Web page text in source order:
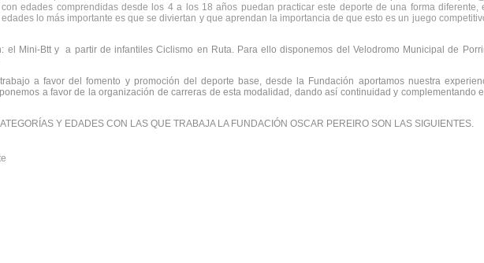
edades comprendidas desde los 4 a los 18 años puedan practicar este deporte de una forma diferente,
lo más importante es que se diviertan y que aprendan la importancia de que esto es un juego
el Mini-Btt y a partir de infantiles Ciclismo en Ruta. Para ello disponemos del Velodromo Municipal de
a favor del fomento y promoción del deporte base, desde la Fundación aportamos nuestra
a favor de la organización de carreras de esta modalidad, dando así continuidad y complementando
Y EDADES CON LAS QUE TRABAJA LA FUNDACIÓN OSCAR PEREIRO SON LAS SIGUIENTES.
en adelante
y 2004
y2000